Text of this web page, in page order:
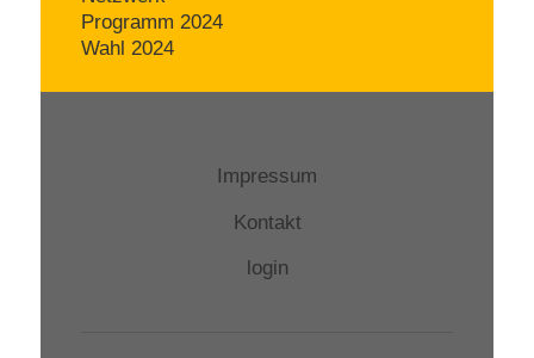
Programm 2024
Wahl 2024
Impressum
Kontakt
login